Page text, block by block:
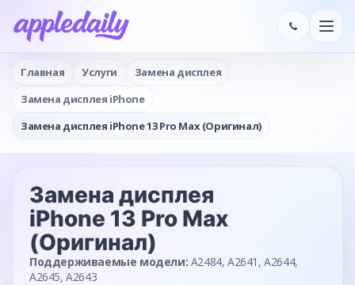
Главная Услуги
Замена дисплея
Замена дисплея iPhone
Замена дисплея iPhone 13 Pro Max (Оригинал)
Замена дисплея
iPhone 13 Pro Max
(Оригинал)
Поддерживаемые модели: A2484, A2641, A2644,
A2645, A2643